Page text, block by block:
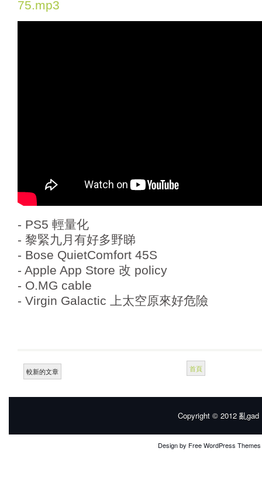
l75.mp3
- PS5 輕量化
- 黎緊九月有好多野睇
- Bose QuietComfort 45S
- Apple App Store 改 policy
- O.MG cable
- Virgin Galactic 上太空原來好危險
較新的文章 首頁
Copyright © 2012 亂gad
Design by Free WordPress Themes